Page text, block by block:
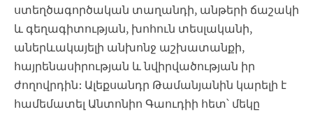
ստեղծագործական տաղանդի, անթերի ճաշակի
և գեղագիտության, խոհուն տեսլականի,
աներևակայելի անխոնջ աշխատանքի,
հայրենասիրության և նվիրվածության իր
ժողովրդին: Ալեքսանդր Թամանյանին կարելի է
համեմատել Անտոնիո Գաուդիի հետ՝ մեկը